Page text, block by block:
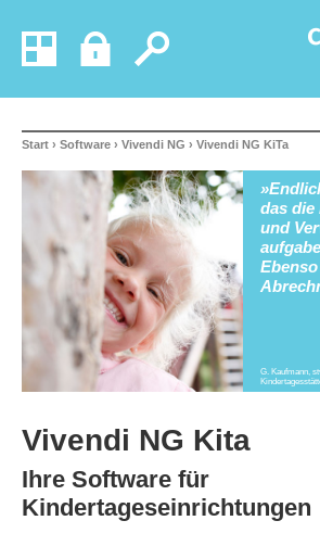
Start › Software › Vivendi NG › Vivendi NG KiTa
das die
und
G. Kaufmann,
Vivendi NG Kita
Ihre Software für
Kindertageseinrichtungen